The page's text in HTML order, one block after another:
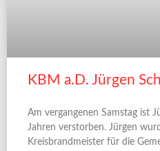
KBM a.D. Jürgen
Am vergangenen Samstag ist
Jahren verstorben. Jürgen
Kreisbrandmeister für die